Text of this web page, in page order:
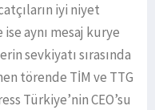
iyi niyet
ise aynı mesaj kurye
sevkiyatı sırasında
törende TİM ve TTG
Türkiye’nin CEO’su